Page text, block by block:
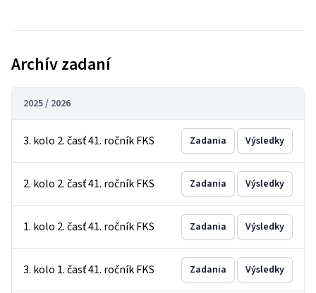
Archív zadaní
2025 / 2026
3. kolo 2. časť 41. ročník FKS Zadania Výsledky
2. kolo 2. časť 41. ročník FKS Zadania Výsledky
1. kolo 2. časť 41. ročník FKS Zadania Výsledky
3. kolo 1. časť 41. ročník FKS Zadania Výsledky